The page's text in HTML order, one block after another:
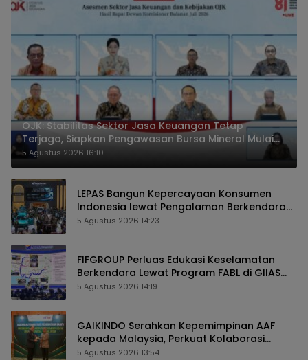
OJK: Stabilitas Sektor Jasa Keuangan Tetap
Terjaga, Siapkan Pengawasan Bursa Mineral Mulai
2027
5 Agustus 2026 16:10
LEPAS Bangun Kepercayaan Konsumen
Indonesia lewat Pengalaman Berkendara
hingga Layanan Purnajual
5 Agustus 2026 14:23
FIFGROUP Perluas Edukasi Keselamatan
Berkendara Lewat Program FABL di GIIAS
2026
5 Agustus 2026 14:19
GAIKINDO Serahkan Kepemimpinan AAF
kepada Malaysia, Perkuat Kolaborasi
Industri Otomotif ASEAN
5 Agustus 2026 13:54